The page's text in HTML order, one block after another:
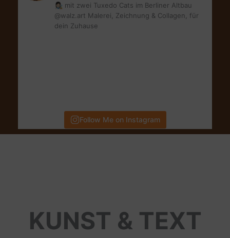
👩🏻‍🎨 mit zwei Tuxedo Cats im Berliner Altbau
@walz.art Malerei, Zeichnung & Collagen, für
dein Zuhause
Follow Me on Instagram
KUNST & TEXT